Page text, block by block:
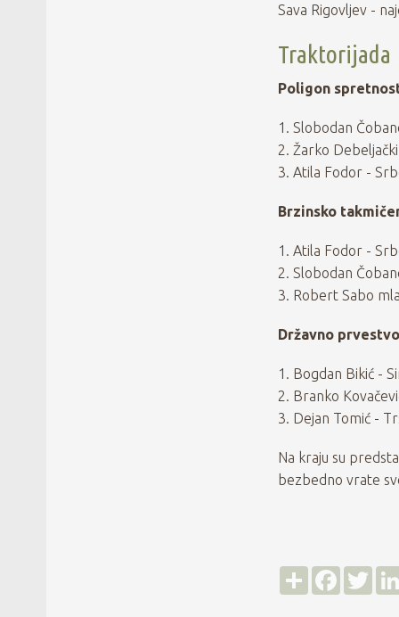
Sava Rigovljev -
Traktorijada
Poligon
1. Slobodan
2. Žarko
3. Atila Fodor -
Brzinsko
1. Atila Fodor -
2. Slobodan
3. Robert Sabo
Državno
1. Bogdan Bikić -
2. Branko
3. Dejan Tomić -
Na kraju su
bezbedno vrate
Д
F
T
w